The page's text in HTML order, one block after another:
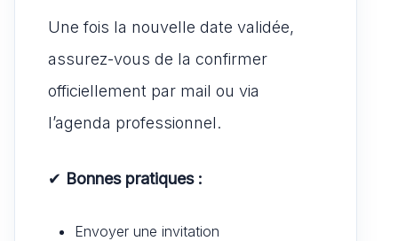
Une fois la nouvelle date validée,
assurez-vous de la confirmer
officiellement par mail ou via
l’agenda professionnel.
✔ Bonnes pratiques :
Envoyer une invitation